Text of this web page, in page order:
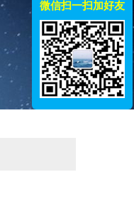
微信扫一扫加好友